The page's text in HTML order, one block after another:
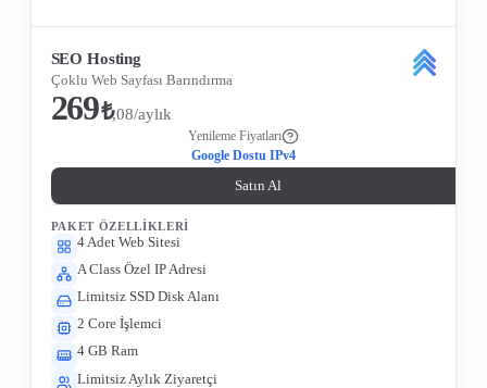
SEO Hosting
Çoklu Web Sayfası Barındırma
269₺,08/aylık
Yenileme Fiyatları
Google Dostu IPv4
Satın Al
PAKET ÖZELLIKLERI
4 Adet Web Sitesi
A Class Özel IP Adresi
Limitsiz SSD Disk Alanı
2 Core İşlemci
4 GB Ram
Limitsiz Aylık Ziyaretçi